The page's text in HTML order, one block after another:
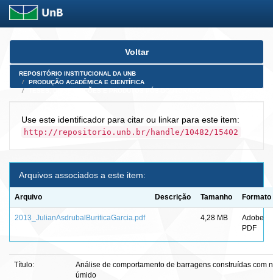
Skip
Voltar
REPOSITÓRIO INSTITUCIONAL DA UNB
PRODUÇÃO ACADÊMICA E CIENTÍFICA
Use este identificador para citar ou linkar para este item:
http://repositorio.unb.br/handle/10482/15402
Arquivos associados a este item:
Arquivo Descrição Tamanho Formato
2013_JulianAsdrubalBuriticaGarcia.pdf 4,28 MB
Adobe
PDF
Título:
Análise de comportamento de barragens construídas com
úmido